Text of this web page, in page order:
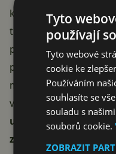
kamerou umístěnou
technologie FaceID,
příští rok? Spousta lidí
potenciálních
mobilních telefonů
větší senzor v letošním
uvidíme, jaké další
zákazníky připraví
Tyto
používají
Tyto webové
cookie ke
Používáním
souhlasíte se
souladu s
souborů cookie.
ZOBRAZIT